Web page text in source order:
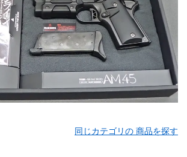
同じカテゴリの 商品を探す